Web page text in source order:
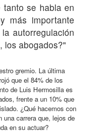
se habla en
más importante
autorregulación
los abogados?"
gremio. La última
que el 84% de los
de Luis Hermosilla es
frente a un 10% que
¿Qué hacemos con
una carrera que, lejos de
en su actuar?